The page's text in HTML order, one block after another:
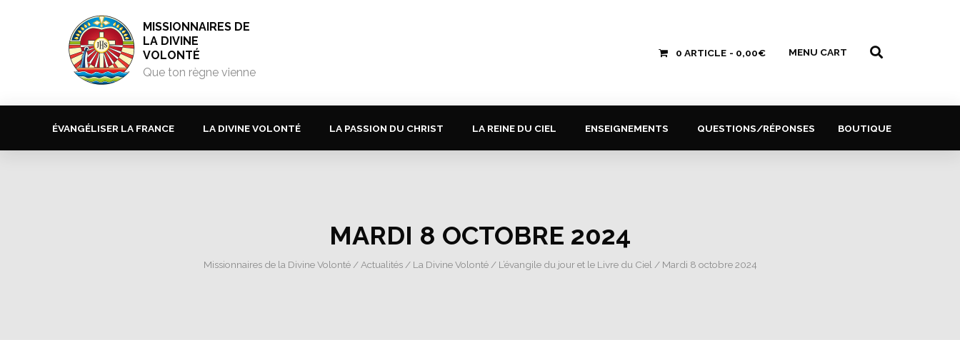
MISSIONNAIRES DE
LA DIVINE
VOLONTÉ
Que ton règne vienne
0 ARTICLE 0,00€ MENU CART
ÉVANGÉLISER LA FRANCE LA DIVINE VOLONTÉ LA PASSION DU CHRIST LA REINE DU CIEL ENSEIGNEMENTS QUESTIONS/RÉPONSES BOUTIQUE
MARDI 8 OCTOBRE 2024
Missionnaires de la Divine Volonté/ Actualités/ La Divine Volonté/ L’évangile du jour et le Livre du Ciel / Mardi 8 octobre 2024